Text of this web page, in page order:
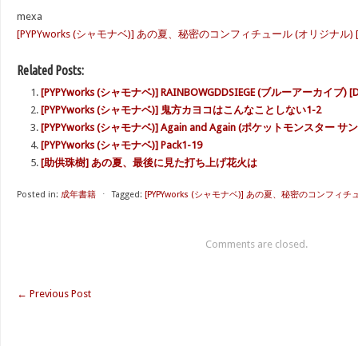
mexa
[PYPYworks (シャモナベ)] あの夏、秘密のコンフィチュール (オリジナル)
Related Posts:
[PYPYworks (シャモナベ)] RAINBOWGDDSIEGE (ブルーアーカイブ)
[PYPYworks (シャモナベ)] 鬼方カヨコはこんなことしない1-2
[PYPYworks (シャモナベ)] Again and Again (ポケットモンスター サ
[PYPYworks (シャモナベ)] Pack1-19
[助供珠樹] あの夏、最後に見た打ち上げ花火は
Posted in: 成年書籍 ⋅ Tagged: [PYPYworks (シャモナベ)] あの夏、秘密のコンフィチ
Comments are closed.
← Previous Post